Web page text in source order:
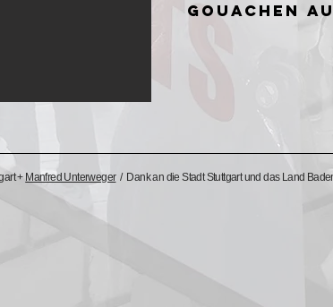
Gouachen
+ Manfred Unterweger/ Dank an die Stadt Stuttgart und das Land